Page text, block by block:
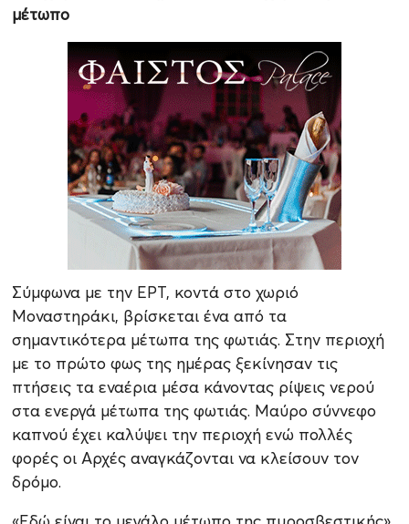
μέτωπο
Σύμφωνα με την ΕΡΤ, κοντά στο χωριό
Μοναστηράκι, βρίσκεται ένα από τα
σημαντικότερα μέτωπα της φωτιάς. Στην περιοχή
με το πρώτο φως της ημέρας ξεκίνησαν τις
πτήσεις τα εναέρια μέσα κάνοντας ρίψεις νερού
στα ενεργά μέτωπα της φωτιάς. Μαύρο σύννεφο
καπνού έχει καλύψει την περιοχή ενώ πολλές
φορές οι Αρχές αναγκάζονται να κλείσουν τον
δρόμο.